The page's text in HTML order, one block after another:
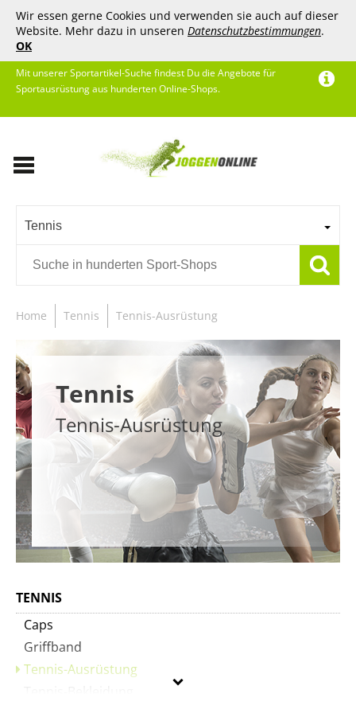
Wir essen gerne Cookies und verwenden sie auch auf dieser
Website. Mehr dazu in unseren Datenschutzbestimmungen.
OK
Mit unserer Sportartikel-Suche findest Du die Angebote für
Sportausrüstung aus hunderten Online-Shops.
Tennis
Home Tennis Tennis-Ausrüstung
Tennis
Tennis-Ausrüstung
TENNIS
Caps
Griffband
Tennis-Ausrüstung